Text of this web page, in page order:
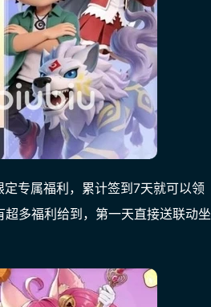
专属福利，累计签到7天就可以领
多福利给到，第一天直接送联动坐